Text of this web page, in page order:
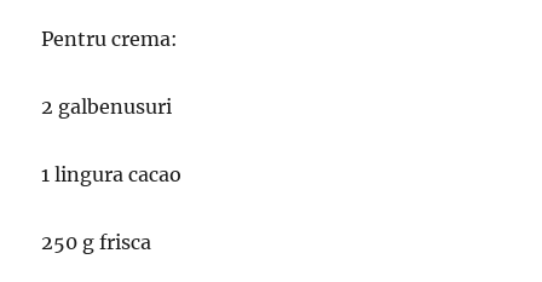
Pentru crema:
2 galbenusuri
1 lingura cacao
250 g frisca